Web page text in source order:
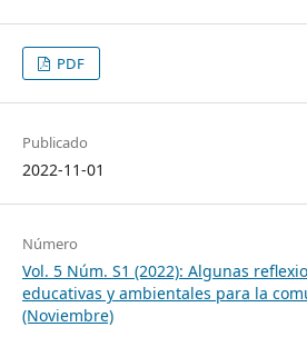
PDF
Publicado
2022-11-01
Número
Vol. 5 Núm. S1 (2022): Algunas
educativas y ambientales para la
(Noviembre)